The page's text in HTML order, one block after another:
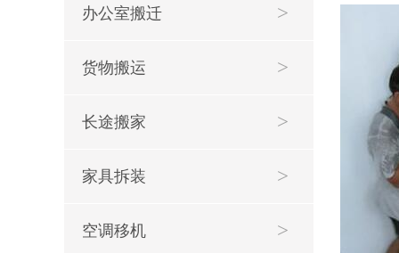
办公室搬迁
货物搬运
长途搬家
家具拆装
空调移机